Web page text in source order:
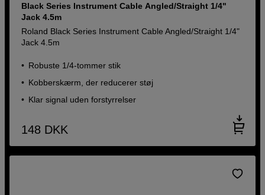
Black Series Instrument Cable Angled/Straight 1/4"
Jack 4.5m
Roland Black Series Instrument Cable Angled/Straight 1/4"
Jack 4.5m
Robuste 1/4-tommer stik
Kobberskærm, der reducerer støj
Klar signal uden forstyrrelser
148 DKK